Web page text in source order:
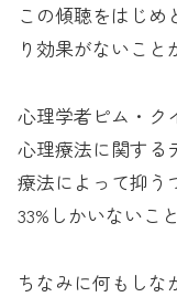
この傾聴をはじめ
り効果がないこと
心理学者ピム・ク
心理療法に関する
療法によって抑う
33%しかいないこ
ちなみに何もしな